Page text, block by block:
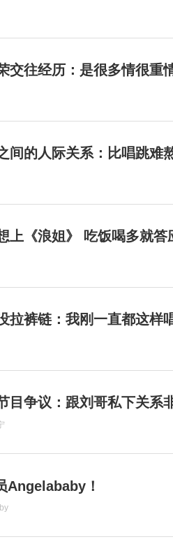
交往经历：是很多情很重
间的人际关系：比唱跳难
上《浪姐》 吃饭喝多就答
拉裤链：我刚一直都这样
目争议：跟刘哥私下关系
Angelababy！